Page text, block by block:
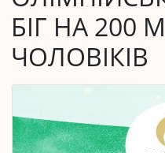
БІГ НА 200
ЧОЛОВІКІВ